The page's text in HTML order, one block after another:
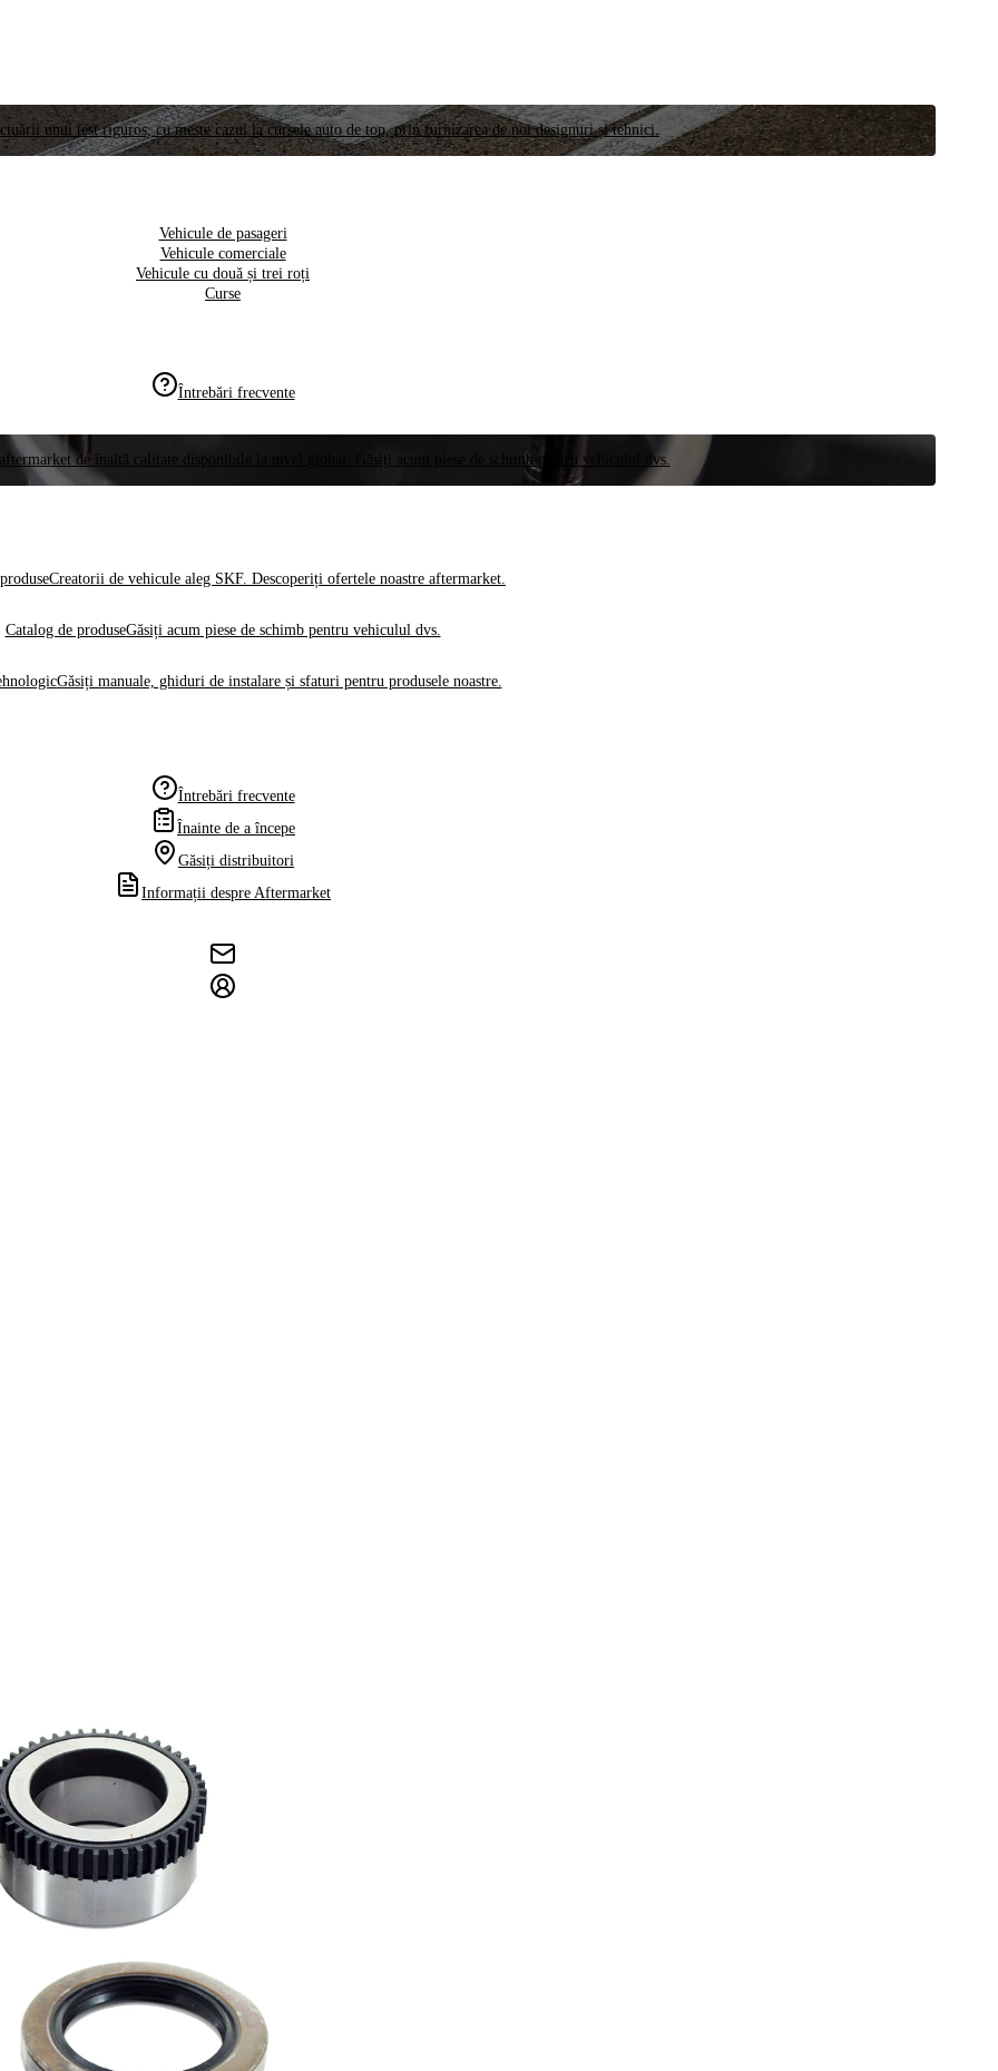
unui test riguros, cu meste cazul la cursele auto de top, prin furnizarea de noi designuri și tehnici.
Vehicule de pasageri
Vehicule comerciale
Vehicule cu două și trei roți
Curse
Întrebări frecvente
de înaltă calitate disponibile la nivel global. Găsiți acum piese de schimb pentru vehiculul dvs.
Creatorii de vehicule aleg SKF. Descoperiți ofertele noastre aftermarket.
Catalog de produseGăsiți acum piese de schimb pentru vehiculul dvs.
Găsiți manuale, ghiduri de instalare și sfaturi pentru produsele noastre.
Întrebări frecvente
Înainte de a începe
Găsiți distribuitori
Informații despre Aftermarket